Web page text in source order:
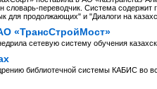
словарь-переводчик. Система содержит
для продолжающих" и "Диалоги на
«ТрансСтройМост»
сетевую систему обучения
библиотечной системы КАБИС во